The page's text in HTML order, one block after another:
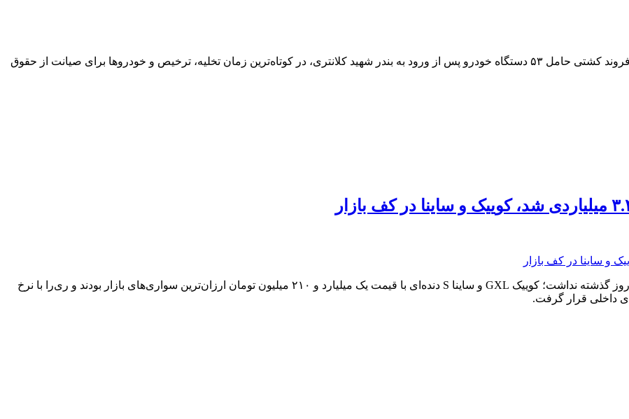
بنا بر اعلام مدیر امور بندری و دریایی سازمان منطقه آزاد چابهار یک فروند کشتی حامل ۵۳ دستگاه خودرو پس از ورود به بندر شهید کلانتری، در کوتاه‌ترین زمان تخلیه، ترخیص و خودروها برای صیانت از حقوق
بازار خودرو امروز چهارشنبه ۱۷ تیر ۱۴۰۵ تغییر محسوسی نسبت به روز گذشته نداشت؛ کوییک GXL و ساینا S دنده‌ای با قیمت یک میلیارد و ۲۱۰ میلیون تومان ارزان‌ترین سواری‌های بازار بودند و ری‌را با نرخ